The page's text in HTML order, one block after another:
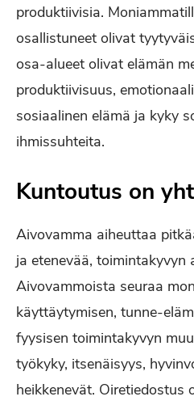
produktiivisia.
osallistuneet olivat
osa-alueet olivat elämän
produktiivisuus,
sosiaalinen elämä ja kyky
ihmissuhteita.
Kuntoutus on
Aivovamma aiheuttaa
ja etenevää, toimintakyvyn
Aivovammoista seuraa
käyttäytymisen, tunne-
fyysisen toimintakyvyn
työkyky, itsenäisyys,
heikkenevät. Oiretiedostus